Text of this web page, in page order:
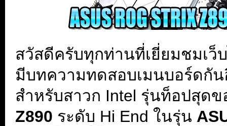
สวัสดีครับทุกท่านที่เยี่ยมชมเว็
มีบทความทดสอบเมนบอร์ดกั
สำหรับสาวก Intel รุ่นท็อปสุด
Z890 ระดับ Hi End ในรุ่น